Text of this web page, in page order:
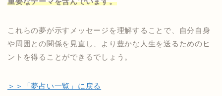
これらの夢が示すメッセージを理解することで、自分自身
や周囲との関係を見直し、より豊かな人生を送るためのヒ
ントを得ることができるでしょう。
＞＞「夢占い一覧」に戻る